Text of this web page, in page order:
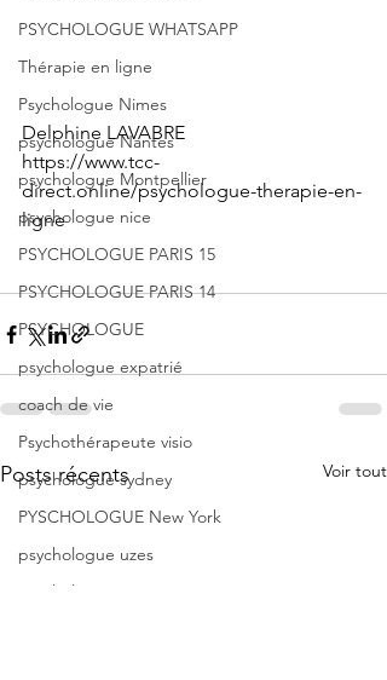
PSYCHOLOGUE WHATSAPP
Thérapie en ligne
Psychologue Nimes
psychologue Nantes
psychologue Montpellier
psychologue nice
PSYCHOLOGUE PARIS 15
PSYCHOLOGUE PARIS 14
PSYCHOLOGUE
psychologue expatrié
coach de vie
Psychothérapeute visio
psychologue sydney
PYSCHOLOGUE New York
psychologue uzes
psychologue paris16
Delphine LAVABRE
https://www.tcc-
direct.online/psychologue-therapie-en-
ligne
Posts récents Voir tout